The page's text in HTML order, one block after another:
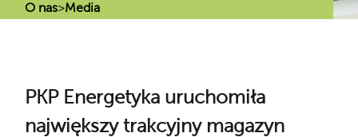
O nas>Media
PKP Energetyka uruchomiła
największy trakcyjny magazyn